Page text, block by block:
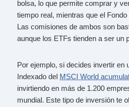
bolsa, lo que permite comprar y
tiempo real, mientras que el
Las comisiones de ambos son
aunque los ETFs tienden a ser un
Por ejemplo, si decides invertir en
Indexado del MSCI World
invirtiendo en más de 1.200
mundial. Este tipo de inversión te